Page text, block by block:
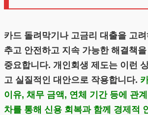
카드 돌려막기나 고금리 대출을 고
추고 안전하고 지속 가능한 해결책을
중요합니다. 개인회생 제도는 이런
고 실질적인 대안으로 작용합니다.
이유, 채무 금액, 연체 기간 등에 관
차를 통해 신용 회복과 함께 경제적